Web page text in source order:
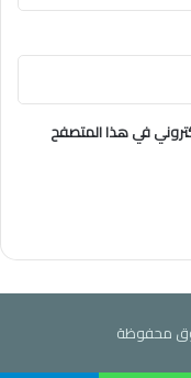
في هذا المتصفح